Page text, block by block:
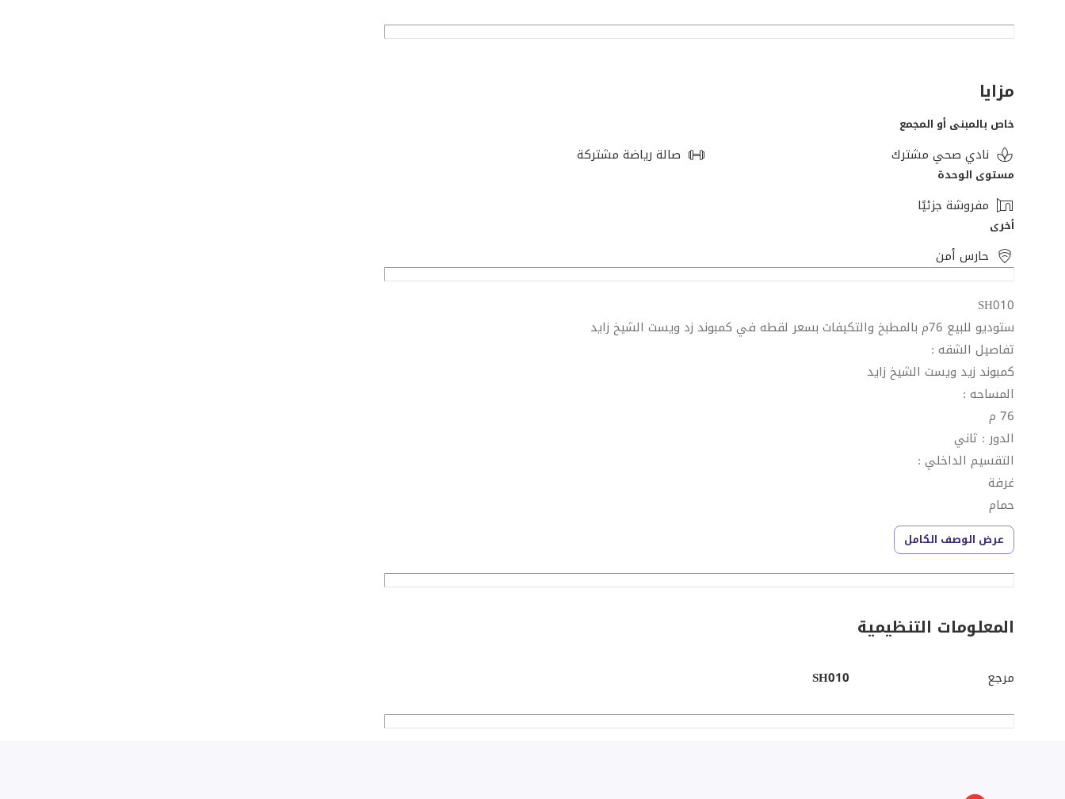
مزايا
خاص بالمبنى أو المجمع
نادي صحي مشترك صالة رياضة مشتركة
مستوى الوحدة
مفروشة جزئيًا
أخرى
حارس أمن
SH010
ستوديو للبيع 76م بالمطبخ والتكيفات بسعر لقطه في كمبوند زد ويست الشيخ زايد
تفاصيل الشقه :
كمبوند زيد ويست الشيخ زايد
المساحه :
76 م
الدور : ثاني
التقسيم الداخلي :
غرفة
حمام
ريسبشن
مطبخ
تشطيب سوبر لوكس
الحاله: بالمطبخ والتكيفات
الاجمالي : 5,545,000
المطلوب : 2,700,000
الاقساط المتبقيه حتي 2032
عرض الوصف الكامل
المعلومات التنظيمية
مرجع SH010